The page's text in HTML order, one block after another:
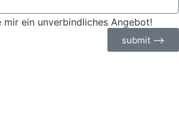
mir ein unverbindliches Angebot!
submit ⟶